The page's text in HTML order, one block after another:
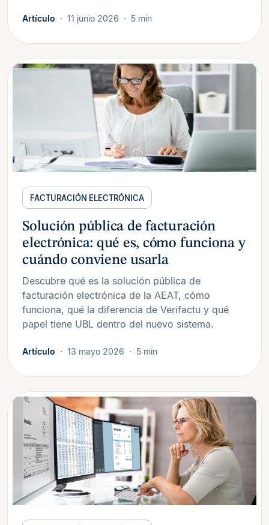
Artículo 11 junio 2026 5 min
FACTURACIÓN ELECTRÓNICA
Solución pública de facturación
electrónica: qué es, cómo funciona y
cuándo conviene usarla
Descubre qué es la solución pública de
facturación electrónica de la AEAT, cómo
funciona, qué la diferencia de Verifactu y qué
papel tiene UBL dentro del nuevo sistema.
Artículo 13 mayo 2026 5 min